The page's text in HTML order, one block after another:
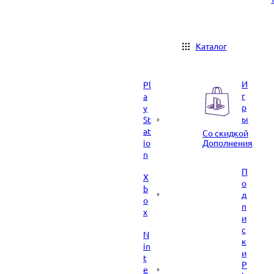
Каталог
Pl
a
y
St
at
io
n
X
b
o
x
N
in
t
e
И
г
р
ы
Со скидкой
Дополнения
П
о
д
п
и
с
к
и
P